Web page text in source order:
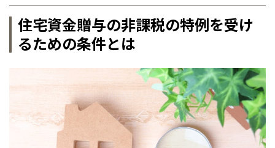
住宅資金贈与の非課税の特例を受け
るための条件とは
道央
道北
道南
青森
秋田
岩手
甲信越・北陸
新潟
山梨
関東
東京
東海
中国・四国
道央
苫小牧千歳
小樽
道北
旭川
道東
帯広
釧路
青森県
八戸
青森
秋田県
秋田
岩手県
盛岡
北上
山形県
山形
宮城県
甲信越・北陸
新潟県
新潟
長岡
長野
松本
富山県
富山
関東
東京都
世田谷
八王子
神奈川県
横浜
湘南
相模
東海
名古屋
豊橋
岐阜県
岐阜
大阪府
大阪
中国・四国